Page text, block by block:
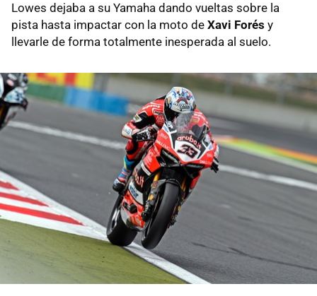
Lowes dejaba a su Yamaha dando vueltas sobre la
pista hasta impactar con la moto de Xavi Forés y
llevarle de forma totalmente inesperada al suelo.